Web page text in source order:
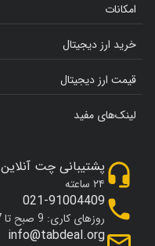
امکانات
خرید ارز دیجیتال
قیمت ارز دیجیتال
لینک‌های مفید
پشتیبانی چت آنلاین
۲۴ ساعته
021-91004409
روزهای کاری: 9 صبح تا 7 شب
info@tabdeal.org